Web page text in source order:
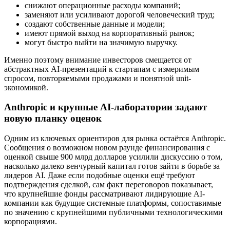
снижают операционные расходы компаний;
заменяют или усиливают дорогой человеческий труд;
создают собственные данные и модели;
имеют прямой выход на корпоративный рынок;
могут быстро выйти на значимую выручку.
Именно поэтому внимание инвесторов смещается от
абстрактных AI-презентаций к стартапам с измеримым
спросом, повторяемыми продажами и понятной unit-
экономикой.
Anthropic и крупные AI-лаборатории задают
новую планку оценок
Одним из ключевых ориентиров для рынка остаётся Anthropic.
Сообщения о возможном новом раунде финансирования с
оценкой свыше 900 млрд долларов усилили дискуссию о том,
насколько далеко венчурный капитал готов зайти в борьбе за
лидеров AI. Даже если подобные оценки ещё требуют
подтверждения сделкой, сам факт переговоров показывает,
что крупнейшие фонды рассматривают лидирующие AI-
компании как будущие системные платформы, сопоставимые
по значению с крупнейшими публичными технологическими
корпорациями.